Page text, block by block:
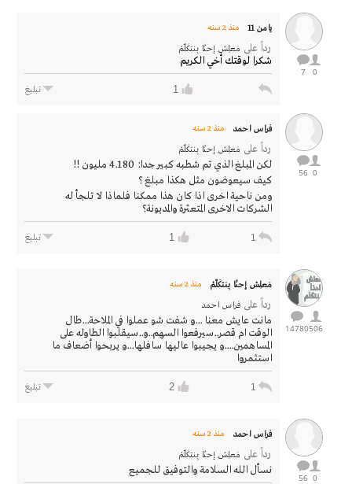
0
7
يامن 11 منذ 2 سنه
رداً على مَعلِـش إحنْـا بِنتكَلّمْ
شكرا لوقتك أخي الكريم
1 تبليغ
0
56
فراس احمد منذ 2 سنه
رداً على مَعلِـش إحنْـا بِنتكَلّمْ
لكن المبلغ الذي تم شطبه كبير جدا: 4.180 مليون !!
كيف سيعوضون مثل هكذا مبلغ ؟
ومن ناحية اخرى اذا كان هذا ممكنا فلماذا لا تلجأ له
الشركات الاخرى المتعثرة والمديونة؟
1
1 تبليغ
506
14780
مَعلِـش إحنْـا بِنتكَلّمْ منذ 2 سنه
رداً على فراس احمد
مانت عايش معنا ...و شفت شو عملوا في الملاحة...طال
الوقت ام قصر..سيرفعوا السهم..و..سيقلبوا الطاوله على
المساهمين....و يجيبوا عاليها سافلها...و يربحوا أضعاف ما
استثمروا
1
2 تبليغ
0
56
فراس احمد منذ 2 سنه
رداً على مَعلِـش إحنْـا بِنتكَلّمْ
نسأل الله السلامة والتوفيق للجميع